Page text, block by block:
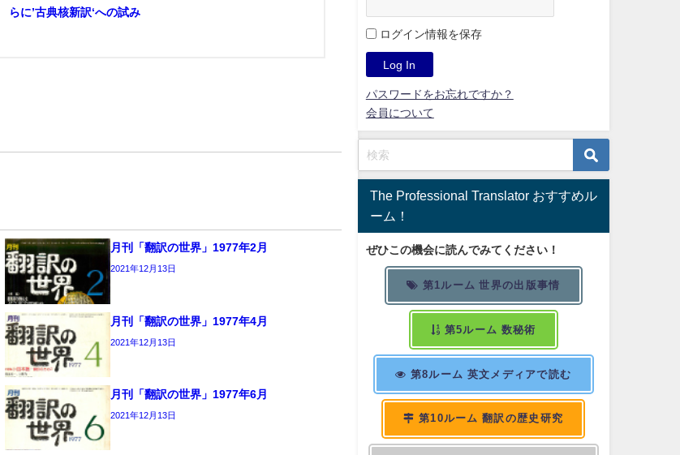
らに’古典核新訳‘への試み
月刊「翻訳の世界」1977年2月
2021年12月13日
月刊「翻訳の世界」1977年4月
2021年12月13日
月刊「翻訳の世界」1977年6月
2021年12月13日
ログイン情報を保存
パスワードをお忘れですか？
会員について
The Professional Translator おすすめル
ーム！
ぜひこの機会に読んでみてください！
第1ルーム 世界の出版事情
第5ルーム 数秘術
第8ルーム 英文メディアで読む
第10ルーム 翻訳の歴史研究